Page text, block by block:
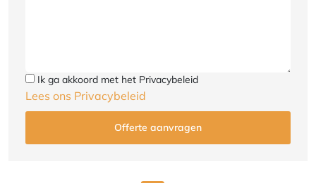
Ik ga akkoord met het Privacybeleid
Lees ons Privacybeleid